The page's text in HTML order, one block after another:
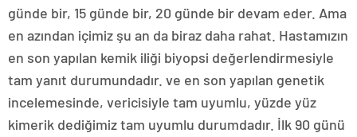
günde bir, 15 günde bir, 20 günde bir devam eder. Ama
en azından içimiz şu an da biraz daha rahat. Hastamızın
en son yapılan kemik iliği biyopsi değerlendirmesiyle
tam yanıt durumundadır. ve en son yapılan genetik
incelemesinde, vericisiyle tam uyumlu, yüzde yüz
kimerik dediğimiz tam uyumlu durumdadır. İlk 90 günü